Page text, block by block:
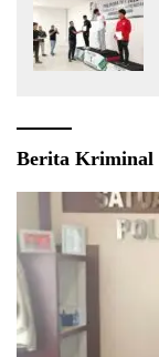
Berita Kriminal